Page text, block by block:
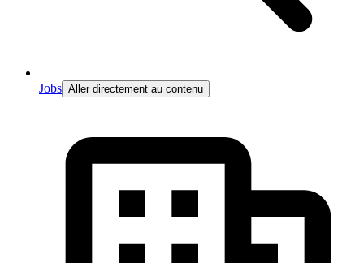
Jobs Aller directement au contenu